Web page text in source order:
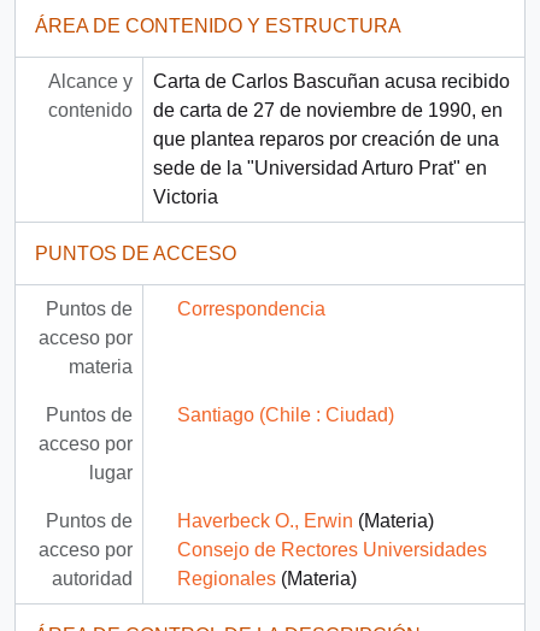
ÁREA DE CONTENIDO Y ESTRUCTURA
Alcance y
contenido
Carta de Carlos Bascuñan acusa recibido
de carta de 27 de noviembre de 1990, en
que plantea reparos por creación de una
sede de la "Universidad Arturo Prat" en
Victoria
PUNTOS DE ACCESO
Puntos de
acceso por
materia
Correspondencia
Puntos de
acceso por
lugar
Santiago (Chile : Ciudad)
Puntos de
acceso por
autoridad
Haverbeck O., Erwin (Materia)
Consejo de Rectores Universidades
Regionales(Materia)